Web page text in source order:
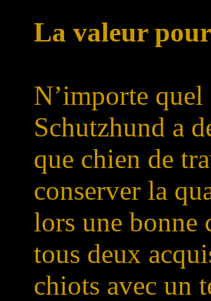
La valeur
N’importe
Schutzhund a
que chien de
conserver la
lors une bonne
tous deux
chiots avec un